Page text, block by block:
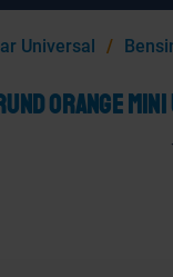
AV DESSA
DIG?
Universal
orange